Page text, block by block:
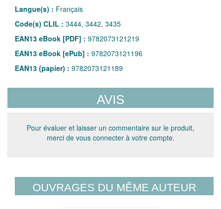
Langue(s) : Français
Code(s) CLIL : 3444, 3442, 3435
EAN13 eBook [PDF] : 9782073121219
EAN13 eBook [ePub] : 9782073121196
EAN13 (papier) : 9782073121189
AVIS
Pour évaluer et laisser un commentaire sur le produit,
merci de vous connecter à votre compte.
OUVRAGES DU MÊME AUTEUR